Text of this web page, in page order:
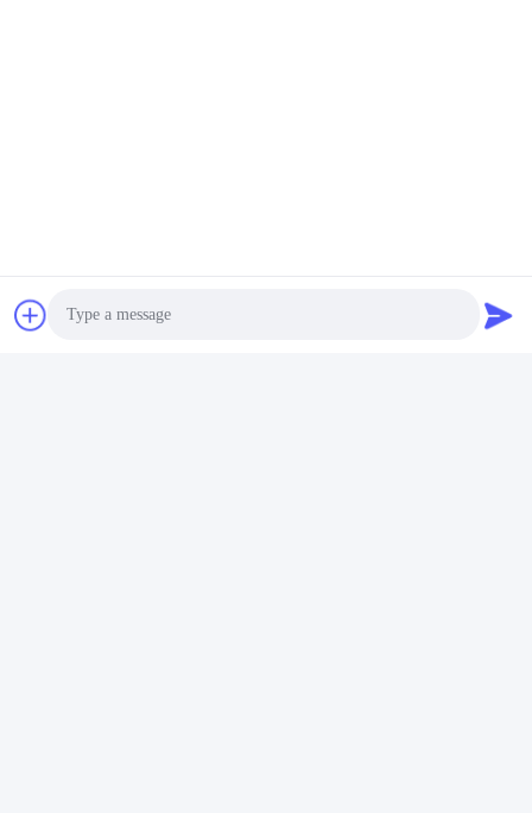
Camera Invecchiante Accelerata